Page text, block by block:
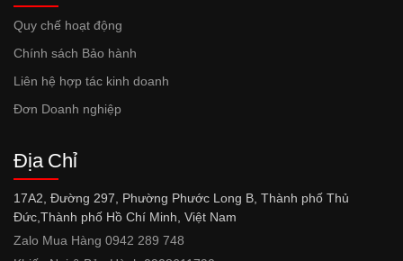
Quy chế hoạt động
Chính sách Bảo hành
Liên hệ hợp tác kinh doanh
Đơn Doanh nghiệp
Địa Chỉ
17A2, Đường 297, Phường Phước Long B, Thành phố Thủ
Đức,Thành phố Hồ Chí Minh, Việt Nam
Zalo Mua Hàng 0942 289 748